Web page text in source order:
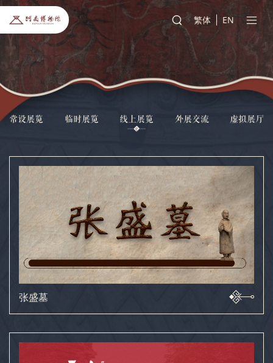
繁体 EN
常设展览 临时展览 线上展览 外展交流 虚拟展厅
张盛墓